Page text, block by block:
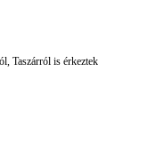
Taszárról is érkeztek